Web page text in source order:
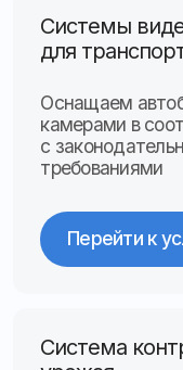
Тахографы и карты
Устанавливаем и
тахографы,
водителя и
соблюдением
на автомобилях
Перейти к услуге